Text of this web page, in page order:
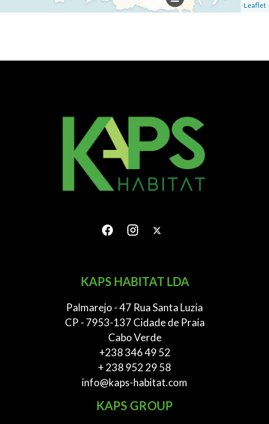
Leaflet
KAPS HABITAT LDA
Palmarejo - 47 Rua Santa Luzia
CP - 7953-137 Cidade de Praia
Cabo Verde
+238 346 49 52
+ 238 952 29 58
info@kaps-habitat.com
KAPS GROUP